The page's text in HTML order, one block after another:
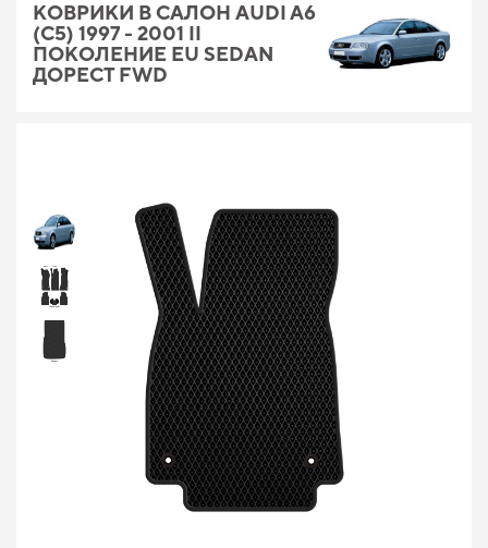
КОВРИКИ В САЛОН AUDI A6
(C5) 1997 - 2001 II
ПОКОЛЕНИЕ EU SEDAN
ДОРЕСТ FWD